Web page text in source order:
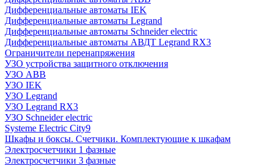
Дифференциальные автоматы IEK
Дифференциальные автоматы Legrand
Дифференциальные автоматы Schneider electric
Дифференциальные автоматы АВДТ Legrand RX3
Ограничители перенапряжения
УЗО устройства защитного отключения
УЗО ABB
УЗО IEK
УЗО Legrand
УЗО Legrand RX3
УЗО Schneider electric
Systeme Electric City9
Шкафы и боксы. Счетчики. Комплектующие к шкафам
Электросчетчики 1 фазные
Электросчетчики 3 фазные